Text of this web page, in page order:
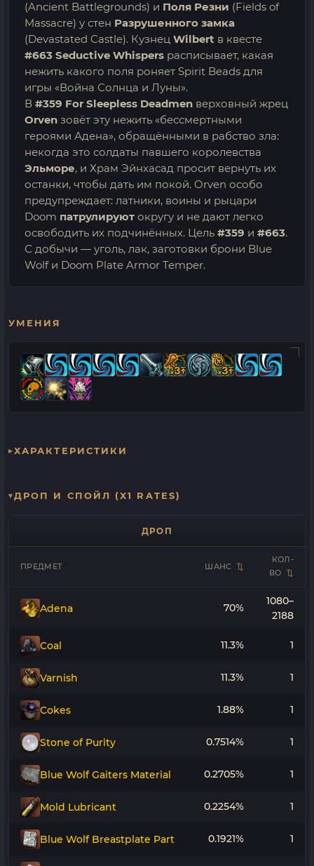
(Ancient Battlegrounds) и Поля Резни (Fields of
Massacre) у стен Разрушенного замка
(Devastated Castle). Кузнец Wilbert в квесте
#663 Seductive Whispers расписывает, какая
нежить какого поля роняет Spirit Beads для
игры «Война Солнца и Луны».
В #359 For Sleepless Deadmen верховный жрец
Orven зовёт эту нежить «бессмертными
героями Адена», обращёнными в рабство зла:
некогда это солдаты павшего королевства
Эльморе, и Храм Эйнхасад просит вернуть их
останки, чтобы дать им покой. Orven особо
предупреждает: латники, воины и рыцари
Doom патрулируют округу и не дают легко
освободить их подчинённых. Цель #359 и #663.
С добычи — уголь, лак, заготовки брони Blue
Wolf и Doom Plate Armor Temper.
УМЕНИЯ
ХАРАКТЕРИСТИКИ
ДРОП И СПОЙЛ (X1 RATES)
ДРОП
ПРЕДМЕТ ШАНС
КОЛ-
ВО
Adena 70%
1080–
2188
Coal 11.3% 1
Varnish 11.3% 1
Cokes 1.88% 1
Stone of Purity 0.7514% 1
Blue Wolf Gaiters Material 0.2705% 1
Mold Lubricant 0.2254% 1
Blue Wolf Breastplate Part 0.1921% 1